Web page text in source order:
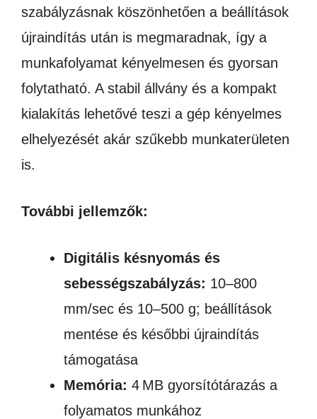
szabályzásnak köszönhetően a beállítások
újraindítás után is megmaradnak, így a
munkafolyamat kényelmesen és gyorsan
folytatható. A stabil állvány és a kompakt
kialakítás lehetővé teszi a gép kényelmes
elhelyezését akár szűkebb munkaterületen
is.
További jellemzők:
Digitális késnyomás és
sebességszabályzás: 10–800
mm/sec és 10–500 g; beállítások
mentése és későbbi újraindítás
támogatása
Memória: 4 MB gyorsítótárazás a
folyamatos munkához